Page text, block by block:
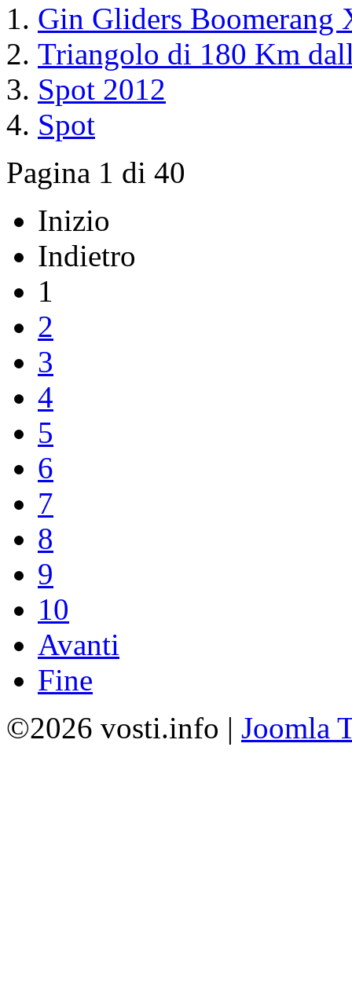
Gin Gliders Boomerang
Triangolo di 180 Km
Spot 2012
Spot
Pagina 1 di 40
Inizio
Indietro
1
2
3
4
5
6
7
8
9
10
Avanti
Fine
©2026 vosti.info | Joomla